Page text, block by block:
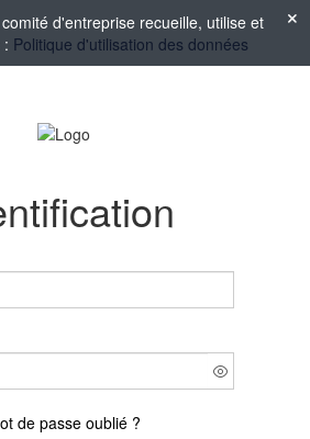
d'entreprise recueille, utilise et
Politique d'utilisation des données
de passe oublié ?